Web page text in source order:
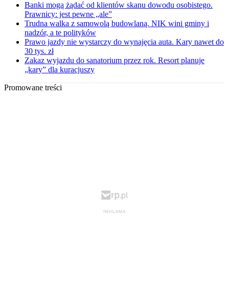
Banki mogą żądać od klientów skanu dowodu osobistego.
Prawnicy: jest pewne „ale”
Trudna walka z samowolą budowlaną. NIK wini gminy i
nadzór, a te polityków
Prawo jazdy nie wystarczy do wynajęcia auta. Kary nawet do
30 tys. zł
Zakaz wyjazdu do sanatorium przez rok. Resort planuje
„kary” dla kuracjuszy
Promowane treści